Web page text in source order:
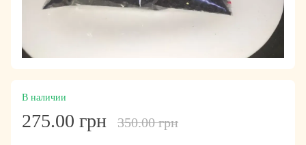
В наличии
275.00 грн 350.00 грн